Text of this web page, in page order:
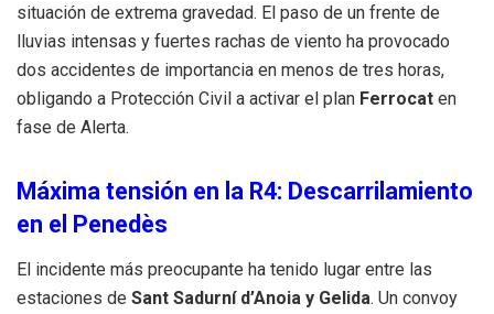
situación de extrema gravedad. El paso de un frente de
lluvias intensas y fuertes rachas de viento ha provocado
dos accidentes de importancia en menos de tres horas,
obligando a Protección Civil a activar el plan Ferrocat en
fase de Alerta.
Máxima tensión en la R4: Descarrilamiento
en el Penedès
El incidente más preocupante ha tenido lugar entre las
estaciones de Sant Sadurní d’Anoia y Gelida. Un convoy